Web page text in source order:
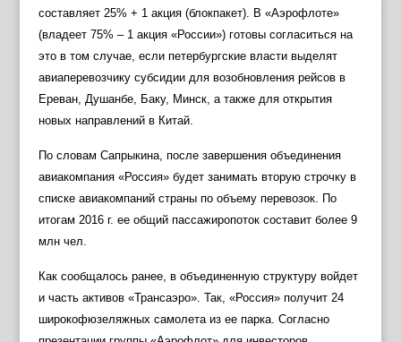
составляет 25% + 1 акция (блокпакет). В «Аэрофлоте»
(владеет 75% – 1 акция «России») готовы согласиться на
это в том случае, если петербургские власти выделят
авиаперевозчику субсидии для возобновления рейсов в
Ереван, Душанбе, Баку, Минск, а также для открытия
новых направлений в Китай.
По словам Сапрыкина, после завершения объединения
авиакомпания «Россия» будет занимать вторую строчку в
списке авиакомпаний страны по объему перевозок. По
итогам 2016 г. ее общий пассажиропоток составит более 9
млн чел.
Как сообщалось ранее, в объединенную структуру войдет
и часть активов «Трансаэро». Так, «Россия» получит 24
широкофюзеляжных самолета из ее парка. Согласно